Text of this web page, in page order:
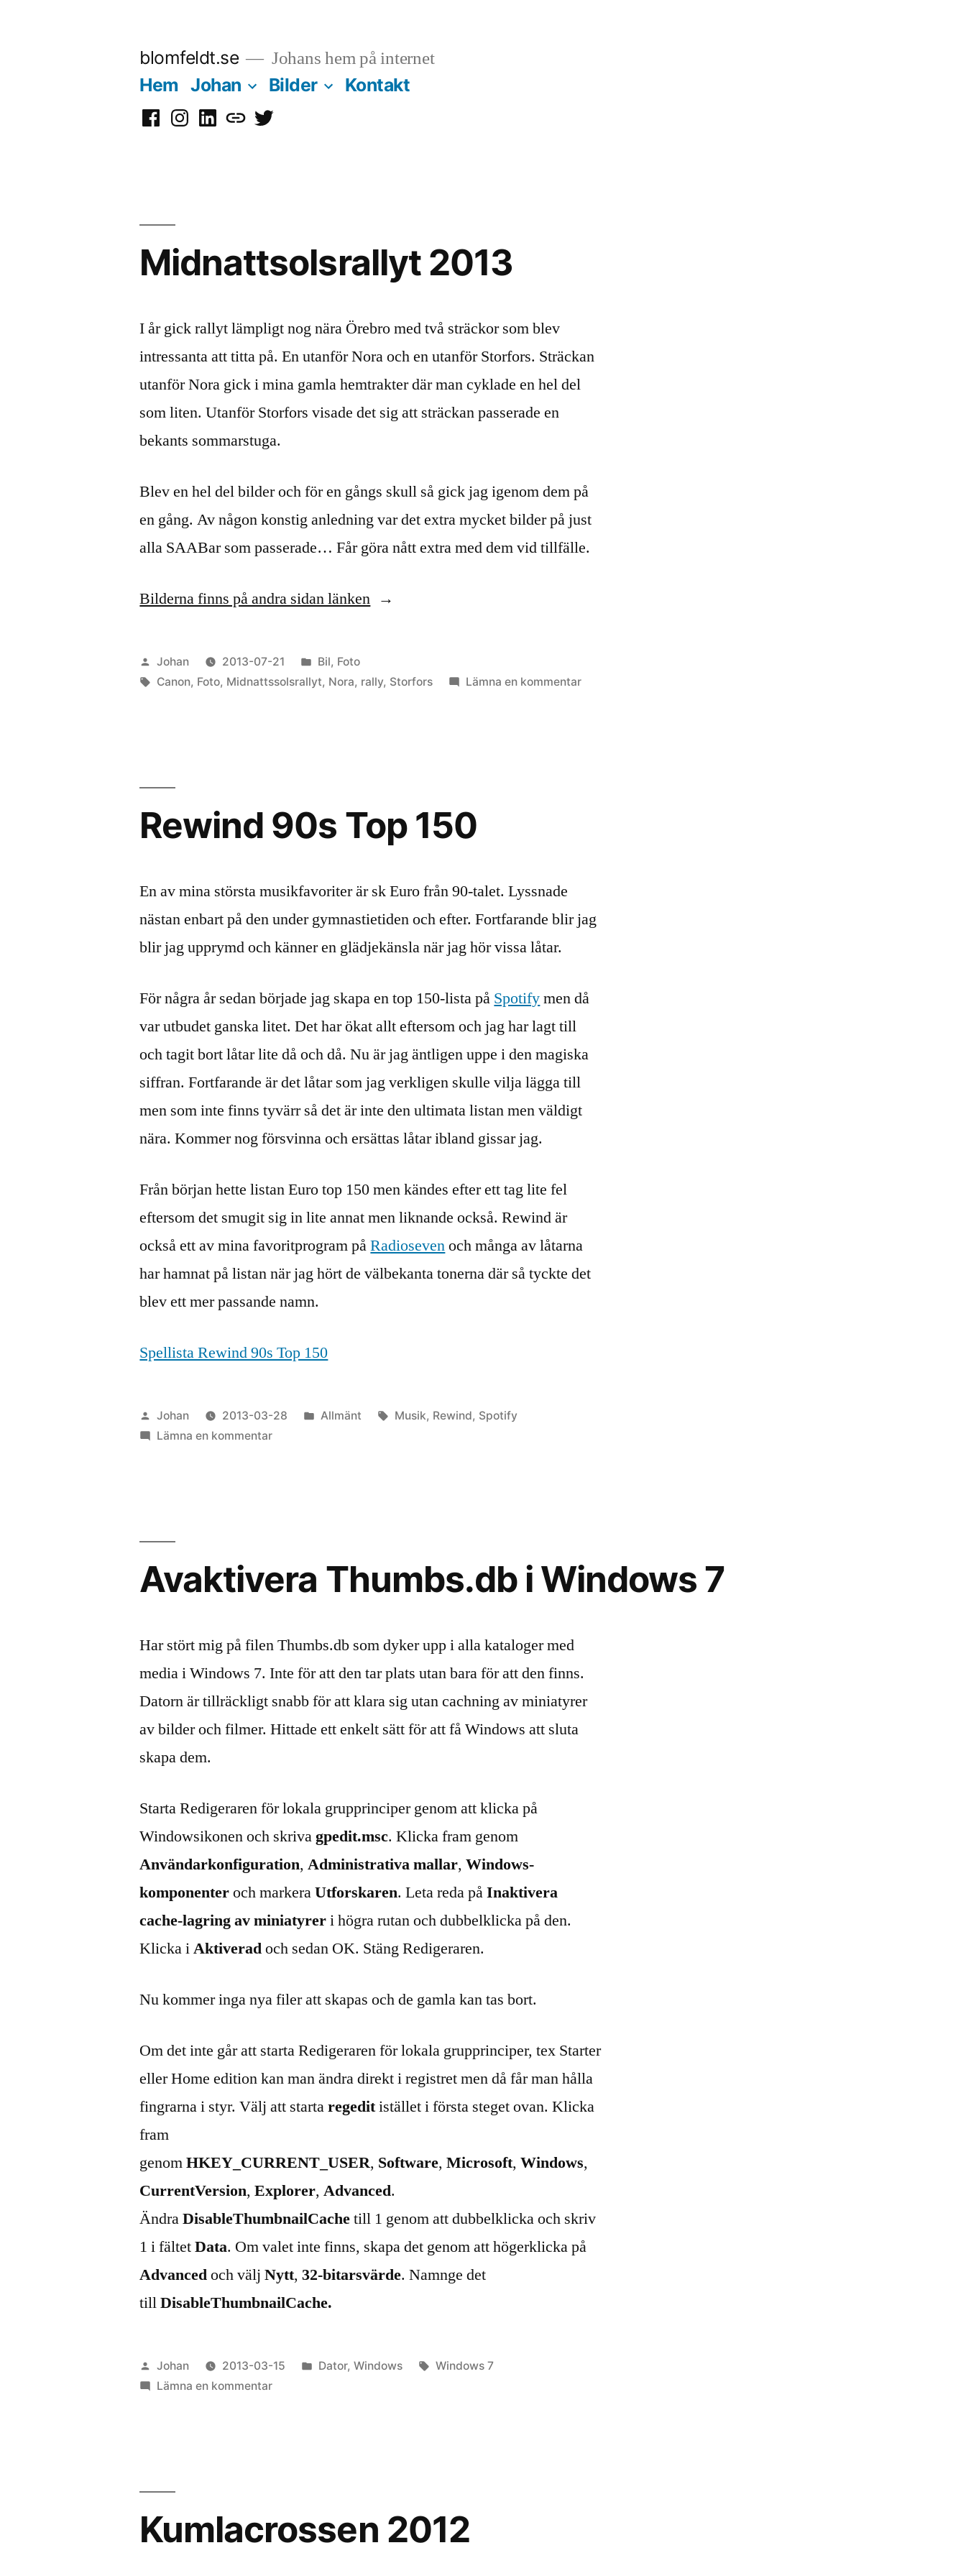
blomfeldt.se Johans hem på internet
Hem Johan Bilder Kontakt
FacebookInstagram
LinkedInMastodon
Twitter
Midnattsolsrallyt 2013
I år gick rallyt lämpligt nog nära Örebro med två sträckor som blev
intressanta att titta på. En utanför Nora och en utanför Storfors. Sträckan
utanför Nora gick i mina gamla hemtrakter där man cyklade en hel del
som liten. Utanför Storfors visade det sig att sträckan passerade en
bekants sommarstuga.
Blev en hel del bilder och för en gångs skull så gick jag igenom dem på
en gång. Av någon konstig anledning var det extra mycket bilder på just
alla SAABar som passerade… Får göra nått extra med dem vid tillfälle.
Bilderna finns på andra sidan länken
Publicerat
av
Johan 2013-07-21
Publicerat
i
Bil, Foto
Etiketter:
Canon, Foto, Midnattssolsrallyt, Nora, rally, Storfors Lämna en kommentartill
Rewind 90s Top 150
En av mina största musikfavoriter är sk Euro från 90-talet. Lyssnade
nästan enbart på den under gymnastietiden och efter. Fortfarande blir jag
blir jag upprymd och känner en glädjekänsla när jag hör vissa låtar.
För några år sedan började jag skapa en top 150-lista på Spotifymen då
var utbudet ganska litet. Det har ökat allt eftersom och jag har lagt till
och tagit bort låtar lite då och då. Nu är jag äntligen uppe i den magiska
siffran. Fortfarande är det låtar som jag verkligen skulle vilja lägga till
men som inte finns tyvärr så det är inte den ultimata listan men väldigt
nära. Kommer nog försvinna och ersättas låtar ibland gissar jag.
Från början hette listan Euro top 150 men kändes efter ett tag lite fel
eftersom det smugit sig in lite annat men liknande också. Rewind är
också ett av mina favoritprogram påRadiosevenoch många av låtarna
har hamnat på listan när jag hört de välbekanta tonerna där så tyckte det
blev ett mer passande namn.
Spellista Rewind 90s Top 150
Publicerat
av
Johan 2013-03-28
Publicerat
Allmänt Etiketter:
Musik, Rewind, Spotify
Lämna en kommentartill
Avaktivera Thumbs.db i Windows 7
Har stört mig på filen Thumbs.db som dyker upp i alla kataloger med
media i Windows 7. Inte för att den tar plats utan bara för att den finns.
Datorn är tillräckligt snabb för att klara sig utan cachning av miniatyrer
av bilder och filmer. Hittade ett enkelt sätt för att få Windows att sluta
skapa dem.
Starta Redigeraren för lokala grupprinciper genom att klicka på
Windowsikonen och skrivagpedit.msc. Klicka fram genom
Användarkonfiguration,Administrativa mallar,Windows-
komponenteroch markeraUtforskaren. Leta reda påInaktivera
cache-lagring av miniatyreri högra rutan och dubbelklicka på den.
Klicka iAktiveradoch sedan OK. Stäng Redigeraren.
Nu kommer inga nya filer att skapas och de gamla kan tas bort.
Om det inte går att starta Redigeraren för lokala grupprinciper, tex Starter
eller Home edition kan man ändra direkt i registret men då får man hålla
fingrarna i styr. Välj att startaregeditistället i första steget ovan. Klicka
fram
genomHKEY_CURRENT_USER, Software,Microsoft,Windows,
CurrentVersion,Explorer,Advanced.
ÄndraDisableThumbnailCachetill 1 genom att dubbelklicka och skriv
1 i fältetData. Om valet inte finns, skapa det genom att högerklicka på
Advancedoch väljNytt,32-bitarsvärde. Namnge det
tillDisableThumbnailCache.
Publicerat
av
Johan 2013-03-15
Publicerat
Dator, Windows Etiketter:
Windows 7
Lämna en kommentartill
Kumlacrossen 2012